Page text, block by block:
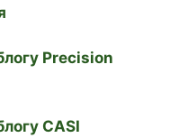
Precision
CASI